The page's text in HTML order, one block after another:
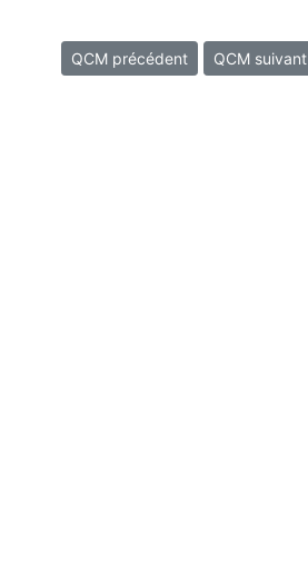
QCM précédent QCM suivant